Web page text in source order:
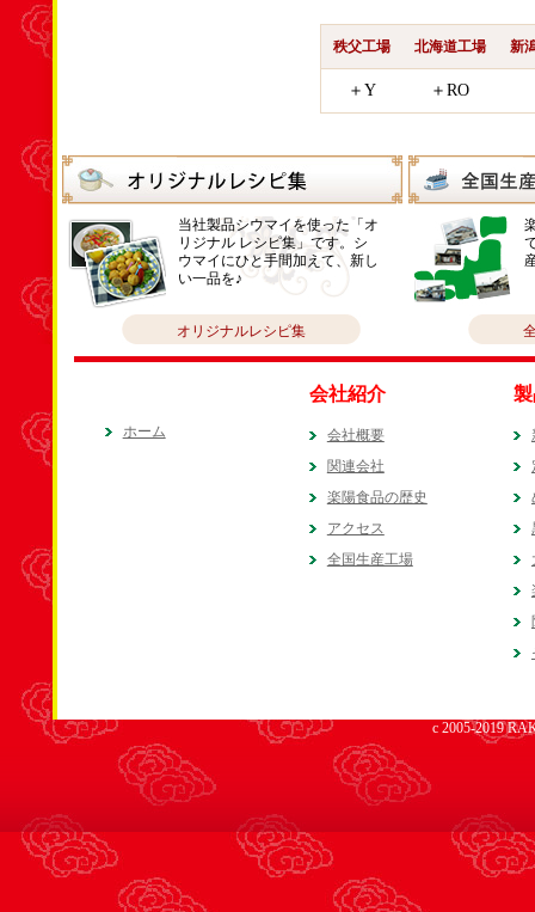
秩父工場 北海道工場 新
＋Y ＋RO
当社製品シウマイを使った「オ
リジナル レシピ集」です。シ
ウマイにひと手間加えて、新し
い一品を♪
オリジナルレシピ集
ホーム
会社紹介
会社概要
関連会社
楽陽食品の歴史
アクセス
全国生産工場
c 2005-2019